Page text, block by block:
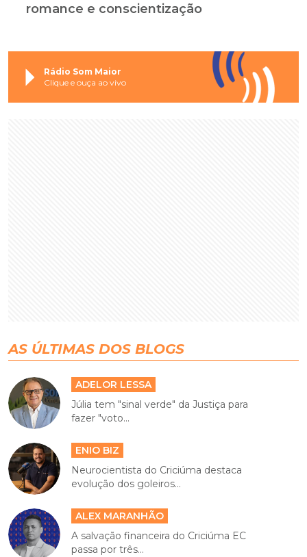
romance e conscientização
Rádio Som Maior
Clique e ouça ao vivo
AS ÚLTIMAS DOS BLOGS
ADELOR LESSA
Júlia tem "sinal verde" da Justiça para
fazer "voto...
ENIO BIZ
Neurocientista do Criciúma destaca
evolução dos goleiros...
ALEX MARANHÃO
A salvação financeira do Criciúma EC
passa por três...